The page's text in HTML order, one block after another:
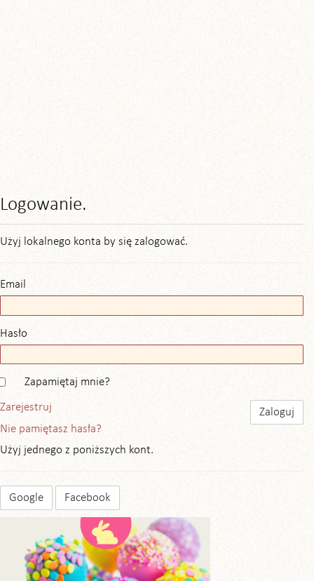
Logowanie.
Użyj lokalnego konta by się zalogować.
Email
Hasło
Zapamiętaj mnie?
Zarejestruj
Nie pamiętasz hasła?
Użyj jednego z poniższych kont.
Google Facebook